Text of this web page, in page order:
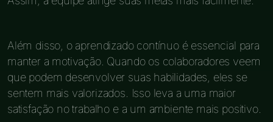
Além disso, o aprendizado contínuo é essencial para
manter a motivação. Quando os colaboradores veem
que podem desenvolver suas habilidades, eles se
sentem mais valorizados. Isso leva a uma maior
satisfação no trabalho e a um ambiente mais positivo.